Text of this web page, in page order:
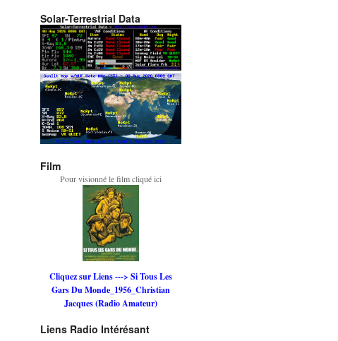
Solar-Terrestrial Data
Film
Pour visionné le film cliqué ici
Cliquez sur Liens ---> Si Tous Les
Gars Du Monde_1956_Christian
Jacques (Radio Amateur)
Liens Radio Intérésant